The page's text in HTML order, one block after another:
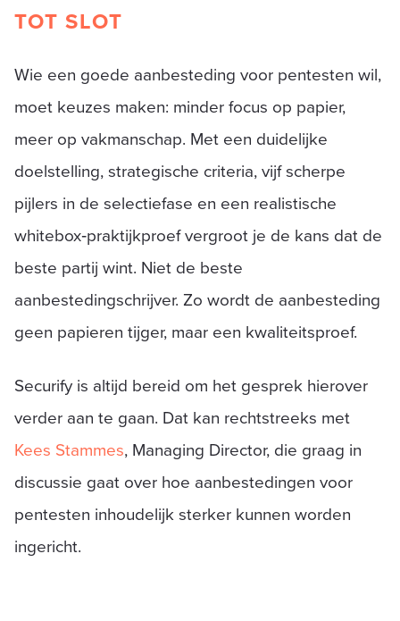
TOT SLOT
Wie een goede aanbesteding voor pentesten wil,
moet keuzes maken: minder focus op papier,
meer op vakmanschap. Met een duidelijke
doelstelling, strategische criteria, vijf scherpe
pijlers in de selectiefase en een realistische
whitebox‑praktijkproef vergroot je de kans dat de
beste partij wint. Niet de beste
aanbestedingschrijver. Zo wordt de aanbesteding
geen papieren tijger, maar een kwaliteitsproef.
Securify is altijd bereid om het gesprek hierover
verder aan te gaan. Dat kan rechtstreeks met
Kees Stammes, Managing Director, die graag in
discussie gaat over hoe aanbestedingen voor
pentesten inhoudelijk sterker kunnen worden
ingericht.